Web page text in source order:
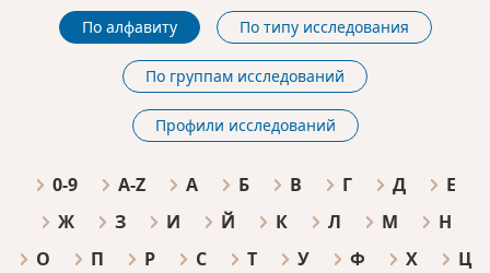
По алфавиту По типу исследования
По группам исследований
Профили исследований
0-9 A-Z А Б В Г Д
Е
Ж
З И Й К Л М
Н
О
П Р С Т У Ф Х
Ц